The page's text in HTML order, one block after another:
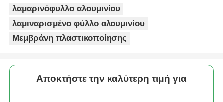
λαμαρινόφυλλο αλουμινίου
λαμιναρισμένο φύλλο αλουμινίου
Μεμβράνη πλαστικοποίησης
Αποκτήστε την καλύτερη τιμή για